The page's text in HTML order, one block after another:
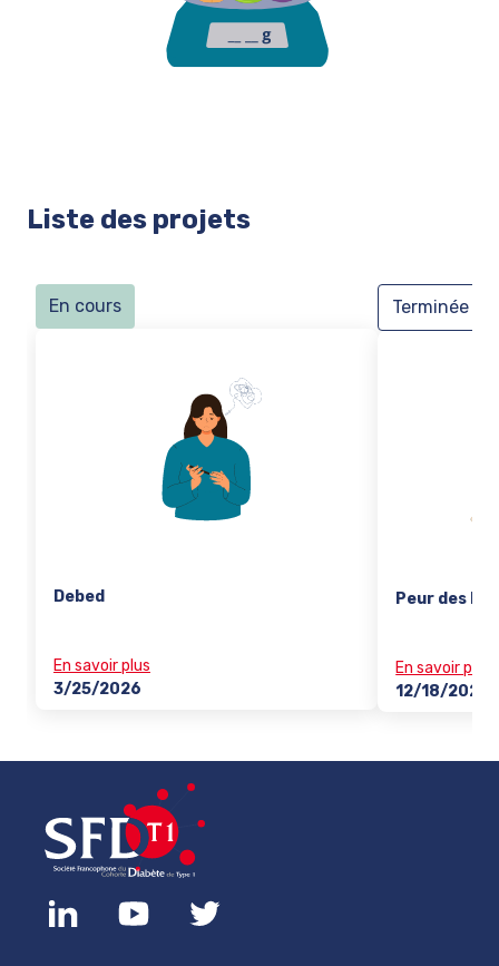
Liste des projets
En cours
Debed
En savoir plus
3/25/2026
Terminée
Peur des
En savoir plus
12/18/2025